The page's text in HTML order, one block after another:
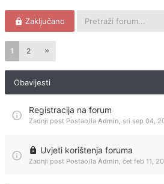
Zaključano
1 2
Obavijesti
Registracija na forum
Zadnji post Postao/la Admin, sri sep 04,
Uvjeti korištenja foruma
Zadnji post Postao/la Admin, čet feb 11,